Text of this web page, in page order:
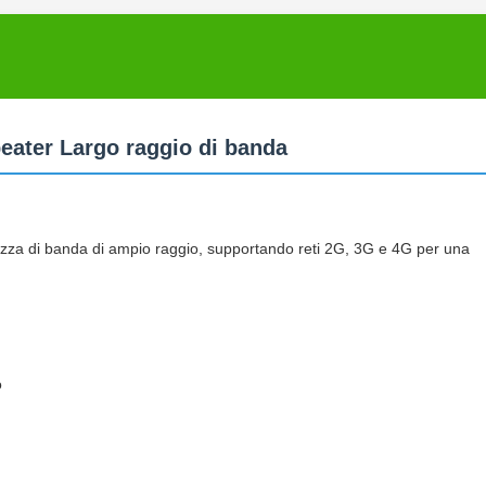
Largo raggio di banda
di banda di ampio raggio, supportando reti 2G, 3G e 4G per una